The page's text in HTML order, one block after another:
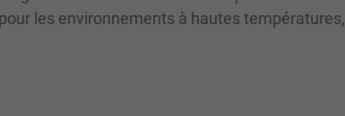
les environnements à hautes températures,